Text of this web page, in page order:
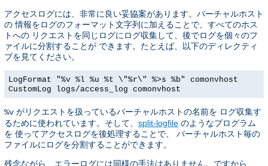
アクセスログには、非常に良い妥協案があります。バーチャルホスト
の 情報をログのフォーマット文字列に加えることで、すべてのホス
トへの リクエストを同じログにログ収集して、後でログを個々のフ
ァイルに分割することが できます。たとえば、以下のディレクティ
ブを見てください。
LogFormat "%v %l %u %t \"%r\" %>s %b" comonvhost
CustomLog logs/access_log comonvhost
%v がリクエストを扱っているバーチャルホストの名前を ログ収集す
るために使われています。そして、 split-logfile のようなプログラム
を 使ってアクセスログを後処理することで、 バーチャルホスト毎の
ファイルにログを分割することができます。
残念ながら、エラーログには同様の手法はありません。ですから、